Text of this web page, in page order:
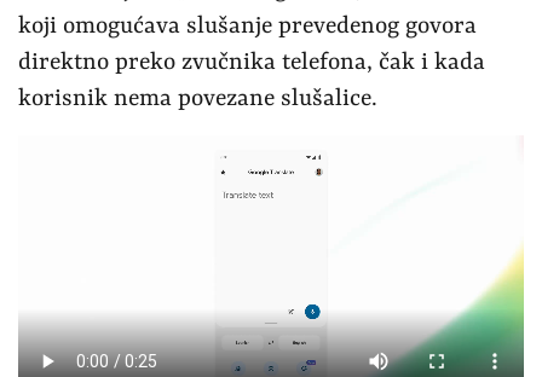
koji omogućava slušanje prevedenog govora
direktno preko zvučnika telefona, čak i kada
korisnik nema povezane slušalice.